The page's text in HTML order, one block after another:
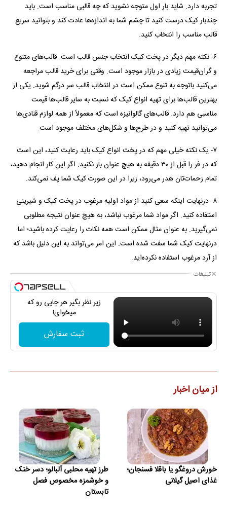
تجربه دارد. شاید بار اول متوجه نشوید که چه قالبی مناسب است. باید
چندبار کیک درست کنید تا چشم شما به اندازه‌ها عادت کند و بتوانید سریع
قالب مناسب را انتخاب کنید.
۶- نکته مهم دیگر در پخت کیک انتخاب جنس قالب است. قالب‌های متنوع
و گران‌قیمت زیادی در بازار موجود است. وقتی برای خرید قالب مراجعه
می‌کنید باتوجه به تنوع ممکن است در انتخاب قالب سر درگم شوید. یکی از
بهترین قالب‌ها برای تهیه انواع کیک که نسبت به سایر قالب‌ها قیمت
مناسبی هم دارد. قالب‌های گالوانیزه است که معمولاً از همه لوازم قنادی‌ها
می‌توانید تهیه کنید و در طرح‌ها و شکل‌های مختلف موجود است.
۷- یک نکته خیلی مهم که در پخت انواع کیک باید رعایت کنید، این است
که در فر را قبل از ۳۰ دقیقه به هیچ عنوان باز نکنید. اگر این کار انجام دهید،
تمام زحمات‌تان هدر می‌رود، زیرا در این صورت کیک شما پف نمی‌کند.
۸- درنهایت اینکه سعی کنید از مواد اولیه مرغوب در پخت کیک و شیرینی
استفاده کنید. اگر مواد شما مرغوب نباشد، به هیچ عنوان نتیجه مطلوبی
نمی‌گیرید. به عنوان مثال ممکن است همه نکات را رعایت کرده باشید؛ اما
درنهایت کیک شما سفت شده است. این امر می‌تواند به این دلیل باشد که
از آرد مرغوب استفاده نکرده‌اید.
تبلیغات
زیر نظر بگیر هر جایی رو که
میخوای!
ثبت سفارش
از میان اخبار
خورش دروغگو یا باقلا فسنجان؛
غذای اصیل گیلانی
طرز تهیه محلبی آلبالو؛ دسر خنک
و خوشمزه مخصوص فصل
تابستان